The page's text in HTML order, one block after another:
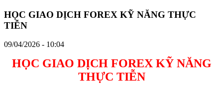
HỌC GIAO DỊCH FOREX KỸ NĂNG THỰC
TIỄN
09/04/2026 - 10:04
HỌC GIAO DỊCH FOREX KỸ NĂNG
THỰC TIỄN